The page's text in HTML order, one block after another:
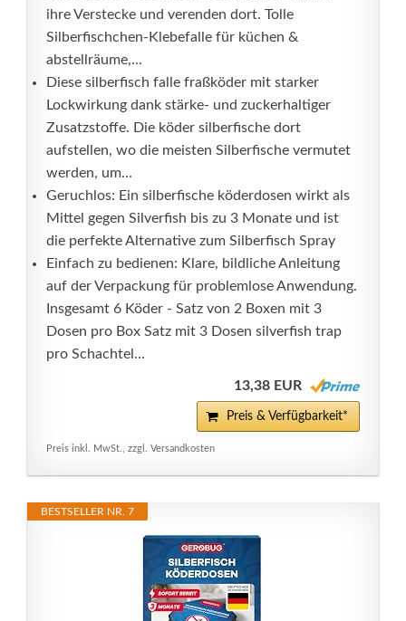
ihre Verstecke und verenden dort. Tolle
Silberfischchen-Klebefalle für küchen &
abstellräume,...
Diese silberfisch falle fraßköder mit starker
Lockwirkung dank stärke- und zuckerhaltiger
Zusatzstoffe. Die köder silberfische dort
aufstellen, wo die meisten Silberfische vermutet
werden, um...
Geruchlos: Ein silberfische köderdosen wirkt als
Mittel gegen Silverfish bis zu 3 Monate und ist
die perfekte Alternative zum Silberfisch Spray
Einfach zu bedienen: Klare, bildliche Anleitung
auf der Verpackung für problemlose Anwendung.
Insgesamt 6 Köder - Satz von 2 Boxen mit 3
Dosen pro Box Satz mit 3 Dosen silverfish trap
pro Schachtel...
13,38 EUR
Preis & Verfügbarkeit*
Preis inkl. MwSt., zzgl. Versandkosten
BESTSELLER NR. 7